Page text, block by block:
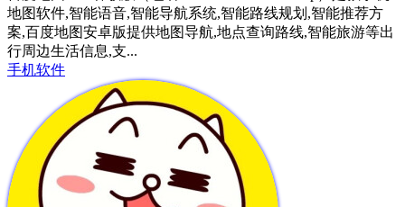
地图软件,智能语音,智能导航系统,智能路线规划,智能推荐方
案,百度地图安卓版提供地图导航,地点查询路线,智能旅游等出
行周边生活信息,支...
手机软件